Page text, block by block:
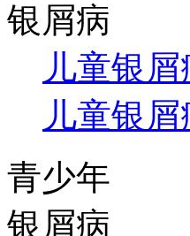
银屑病
儿童银
儿童银
青少年
银屑病